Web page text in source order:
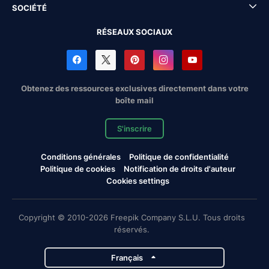
SOCIÉTÉ
RÉSEAUX SOCIAUX
Obtenez des ressources exclusives directement dans votre
boîte mail
S'inscrire
Conditions générales
Politique de confidentialité
Politique de cookies
Notification de droits d'auteur
Cookies settings
Copyright © 2010-2026 Freepik Company S.L.U. Tous droits
réservés.
Français